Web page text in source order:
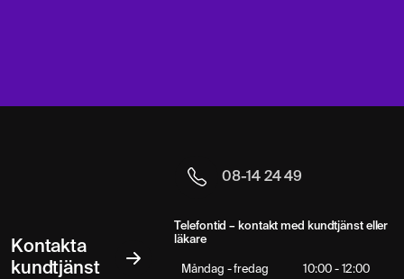
Kontakta
kundtjänst
08-14 24 49
Telefontid – kontakt med kundtjänst eller
läkare
Måndag - fredag 10:00 - 12:00